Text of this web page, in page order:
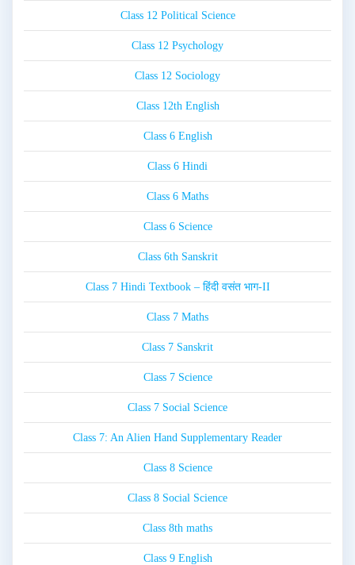
Class 12 Political Science
Class 12 Psychology
Class 12 Sociology
Class 12th English
Class 6 English
Class 6 Hindi
Class 6 Maths
Class 6 Science
Class 6th Sanskrit
Class 7 Hindi Textbook – हिंदी वसंत भाग-II
Class 7 Maths
Class 7 Sanskrit
Class 7 Science
Class 7 Social Science
Class 7: An Alien Hand Supplementary Reader
Class 8 Science
Class 8 Social Science
Class 8th maths
Class 9 English